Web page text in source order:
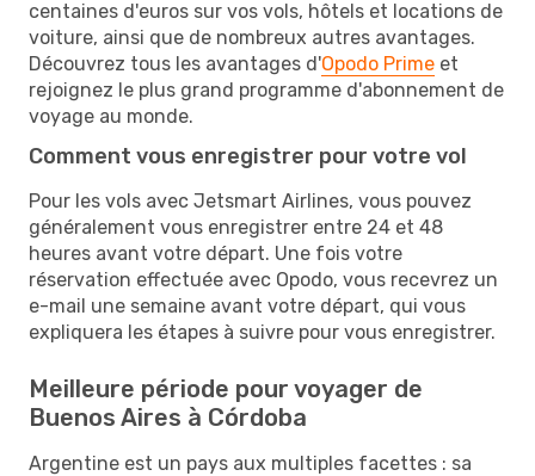
centaines d'euros sur vos vols, hôtels et locations de
voiture, ainsi que de nombreux autres avantages.
Découvrez tous les avantages d'Opodo Prime et
rejoignez le plus grand programme d'abonnement de
voyage au monde.
Comment vous enregistrer pour votre vol
Pour les vols avec Jetsmart Airlines, vous pouvez
généralement vous enregistrer entre 24 et 48
heures avant votre départ. Une fois votre
réservation effectuée avec Opodo, vous recevrez un
e-mail une semaine avant votre départ, qui vous
expliquera les étapes à suivre pour vous enregistrer.
Meilleure période pour voyager de
Buenos Aires à Córdoba
Argentine est un pays aux multiples facettes : sa